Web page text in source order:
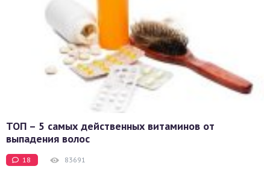
ТОП – 5 самых действенных витаминов от
выпадения волос
18 83691